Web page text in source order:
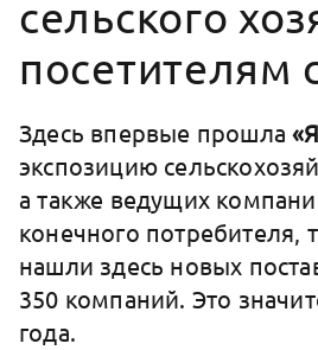
сельского
посетителям
Здесь впервые прошла
экспозицию
а также ведущих
конечного потребителя,
нашли здесь новых
350 компаний. Это
года.